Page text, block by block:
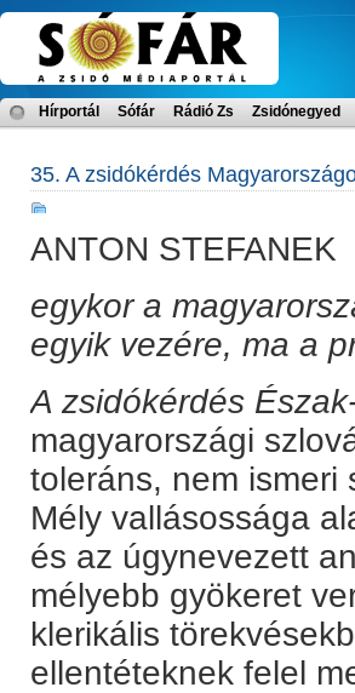
Hírportál Sófár Rádió Zs Zsidónegyed
35. A zsidókérdés
ANTON STEFANEK
egykora
egyik vezére, ma a
A zsidókérdés
magyarországi
toleráns, nem ismeri
Mély vallásossága
és az úgynevezett
mélyebb gyökeret
klerikális
ellentéteknek felel